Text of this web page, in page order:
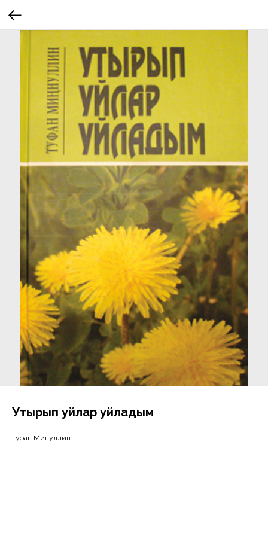
Утырып уйлар уйладым
Туфан Миңнуллин